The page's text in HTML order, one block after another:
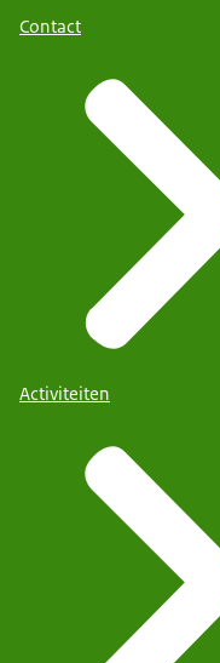
Contact
Activiteiten